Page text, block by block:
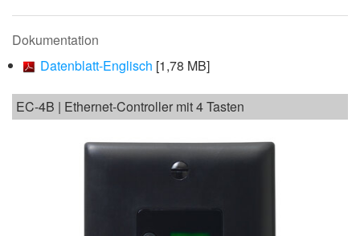
Dokumentation
Datenblatt-Englisch [1,78 MB]
EC-4B | Ethernet-Controller mit 4 Tasten